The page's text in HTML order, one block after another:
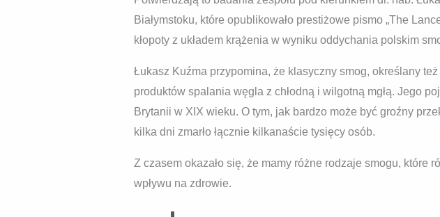
Białymstoku, które opublikowało prestiżowe pismo „The
kłopoty z układem krążenia w wyniku oddychania polskim
Łukasz Kuźma przypomina, że klasyczny smog, określany
produktów spalania węgla z chłodną i wilgotną mgłą. Jego
Brytanii w XIX wieku. O tym, jak bardzo może być groźny
kilka dni zmarło łącznie kilkanaście tysięcy osób.
Z czasem okazało się, że mamy różne rodzaje smogu, które
wpływu na zdrowie.